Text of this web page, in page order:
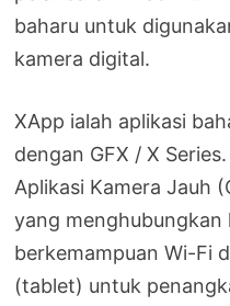
baharu untuk
kamera digital.
XApp ialah aplikasi
dengan GFX / X
Aplikasi Kamera Jauh
yang menghubungkan
berkemampuan Wi-Fi
(tablet) untuk